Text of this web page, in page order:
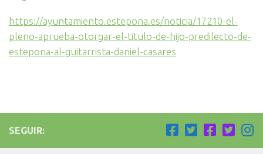
https://ayuntamiento.estepona.es/noticia/17210-el-
pleno-aprueba-otorgar-el-titulo-de-hijo-predilecto-de-
estepona-al-guitarrista-daniel-casares
SEGUIR: